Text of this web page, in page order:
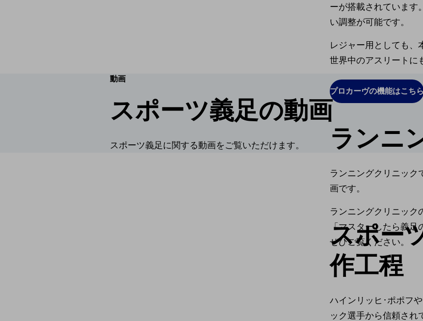
ーが搭載されています
い調整が可能です。
レジャー用としても、
世界中のアスリートに
プロカーヴの機能はこち
動画
スポーツ義足の動画
スポーツ義足に関する動画をご覧いただけます。 ランニ
ランニングクリニック
画です。
ランニングクリニック
「マスターしたら義
ぜひご覧ください。
スポー
作工程
ハインリッヒ･ポポフ
ック選手から信頼され